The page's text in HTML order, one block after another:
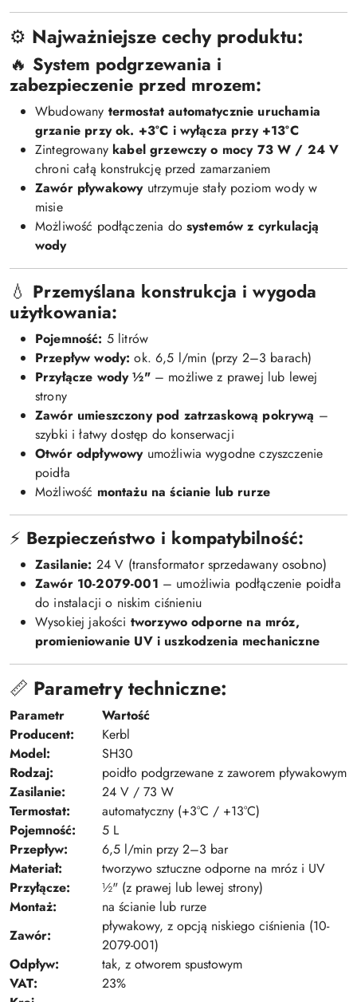
⚙️ Najważniejsze cechy produktu:
🔥 System podgrzewania i
zabezpieczenie przed mrozem:
Wbudowany termostat automatycznie uruchamia
grzanie przy ok. +3°C i wyłącza przy +13°C
Zintegrowany kabel grzewczy o mocy 73 W / 24 V
chroni całą konstrukcję przed zamarzaniem
Zawór pływakowyutrzymuje stały poziom wody w
misie
Możliwość podłączenia do systemów z cyrkulacją
wody
💧 Przemyślana konstrukcja i wygoda
użytkowania:
Pojemność: 5 litrów
Przepływ wody: ok. 6,5 l/min (przy 2–3 barach)
Przyłącze wody ½"– możliwe z prawej lub lewej
strony
Zawór umieszczony pod zatrzaskową pokrywą –
szybki i łatwy dostęp do konserwacji
Otwór odpływowyumożliwia wygodne czyszczenie
poidła
Możliwość montażu na ścianie lub rurze
⚡ Bezpieczeństwo i kompatybilność:
Zasilanie: 24 V (transformator sprzedawany osobno)
Zawór 10-2079-001 – umożliwia podłączenie poidła
do instalacji o niskim ciśnieniu
Wysokiej jakości tworzywo odporne na mróz,
promieniowanie UV i uszkodzenia mechaniczne
📏 Parametry techniczne:
Parametr
Wartość
Producent:
Kerbl
Model:
SH30
Rodzaj:
poidło podgrzewane z zaworem pływakowym
Zasilanie:
24 V / 73 W
Termostat:
automatyczny (+3°C / +13°C)
Pojemność:
5 L
Przepływ:
6,5 l/min przy 2–3 bar
Materiał:
tworzywo sztuczne odporne na mróz i UV
Przyłącze:
½" (z prawej lub lewej strony)
Montaż:
na ścianie lub rurze
Zawór:
pływakowy, z opcją niskiego ciśnienia (10-
2079-001)
Odpływ:
tak, z otworem spustowym
VAT:
23%